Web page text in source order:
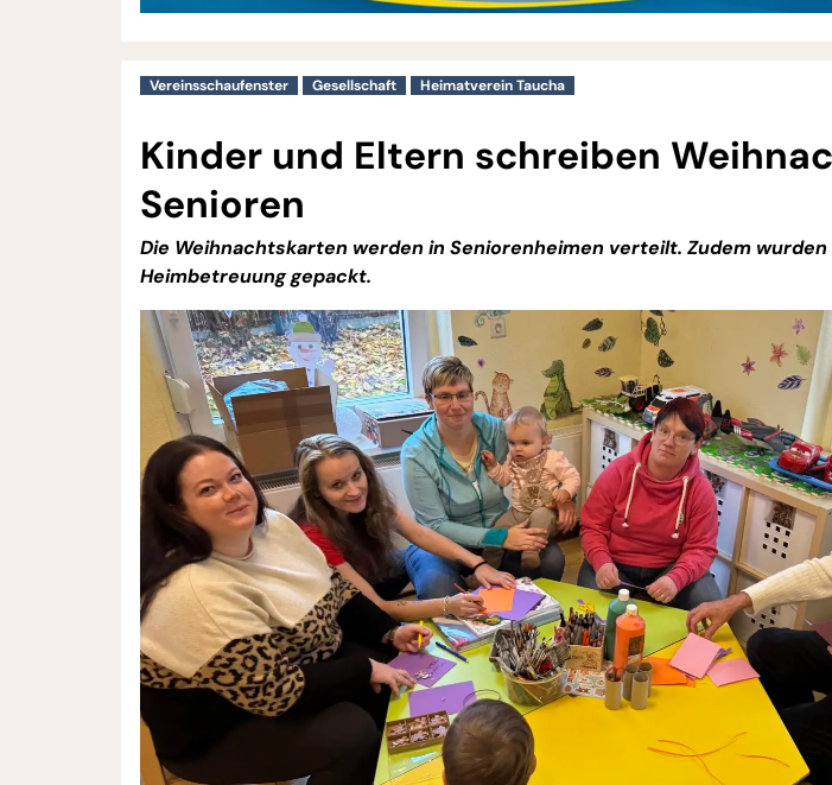
Vereinsschaufenster Gesellschaft Heimatverein Taucha
Kinder und Eltern schreiben
Senioren
Die Weihnachtskarten werden in Seniorenheimen verteilt. Zudem
Heimbetreuung gepackt.